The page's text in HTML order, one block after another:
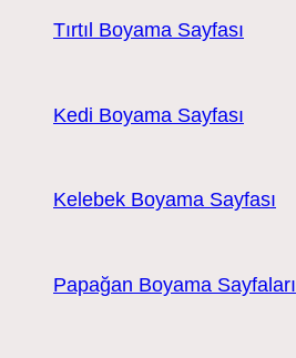
Tırtıl Boyama Sayfası
Kedi Boyama Sayfası
Kelebek Boyama Sayfası
Papağan Boyama Sayfaları